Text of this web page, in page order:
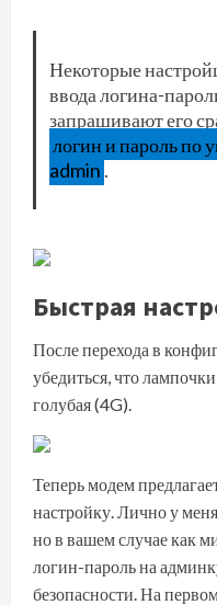
Некоторые
ввода логина-
запрашивают его
логин и пароль по
admin .
Быстрая
После перехода в
убедиться, что
голубая (4G).
Теперь модем
настройку. Лично у
но в вашем случае как
логин-пароль на
безопасности. На